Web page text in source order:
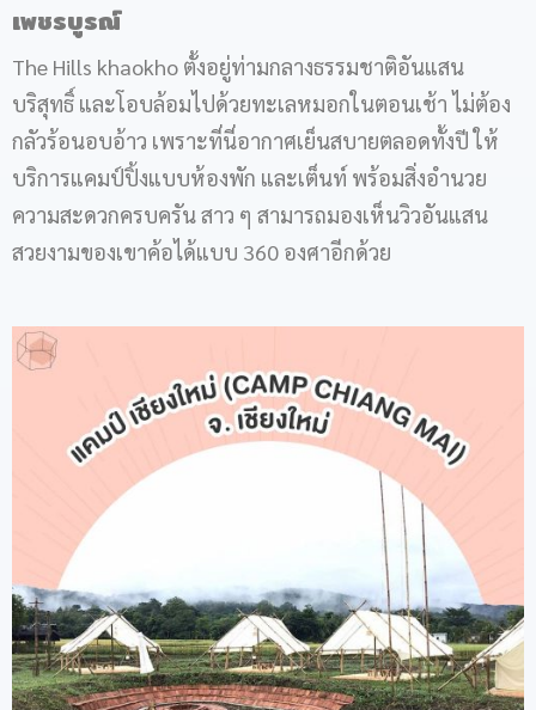
เพชรบูรณ์
The Hills khaokho ตั้งอยู่ท่ามกลางธรรมชาติอันแสน
บริสุทธิ์ และโอบล้อมไปด้วยทะเลหมอกในตอนเช้า ไม่ต้อง
กลัวร้อนอบอ้าว เพราะที่นี่อากาศเย็นสบายตลอดทั้งปี ให้
บริการแคมป์ปิ้งแบบห้องพัก และเต็นท์ พร้อมสิ่งอำนวย
ความสะดวกครบครัน สาว ๆ สามารถมองเห็นวิวอันแสน
สวยงามของเขาค้อได้แบบ 360 องศาอีกด้วย